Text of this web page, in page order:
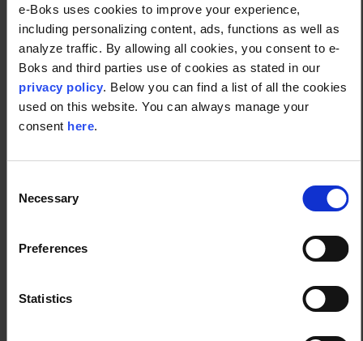
e-Boks uses cookies to improve your experience,
including personalizing content, ads, functions as well as
analyze traffic. By allowing all cookies, you consent to e-
Boks and third parties use of cookies as stated in our
privacy policy. Below you can find a list of all the cookies
used on this website. You can always manage your
consent here.
Selection
Necessary
Preferences
Statistics
Vi tilbyder virksomheder en moderne
digital platform, der bygger på åbne
standarder, API'er og open source
teknologier.
Vi kan hjælpe med at styrke
kommunikationen og interaktionen mellem
kunder og samfund.
Vi er stolte over, at vi i mere end 20 år har
hjulpet virksomheder i Danmark og i andre